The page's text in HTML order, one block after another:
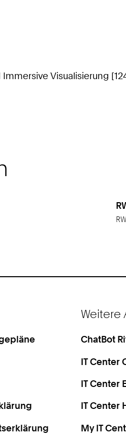
Visualisierung
Weitere
ChatBot
IT Center
IT Center
IT Center
My IT